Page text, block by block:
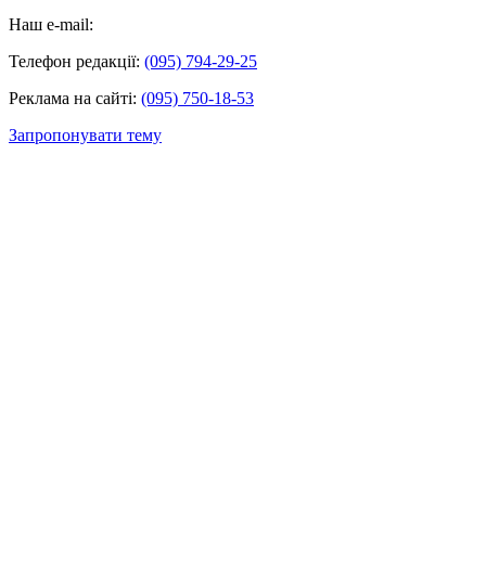
Наш e-mail:
Телефон редакції: (095) 794-29-25
Реклама на сайті: (095) 750-18-53
Запропонувати тему